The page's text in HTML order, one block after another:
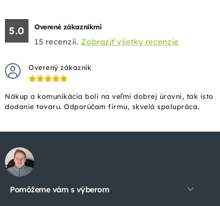
5.0 Overené zákazníkmi
15 recenzií. Zobraziť všetky recenzie
Overený zákazník
Nákup a komunikácia boli na veľmi dobrej úrovni, tak isto
dodanie tovaru. Odporúčam firmu, skvelá spolupráca.
á
Pomôžeme vám s výberom